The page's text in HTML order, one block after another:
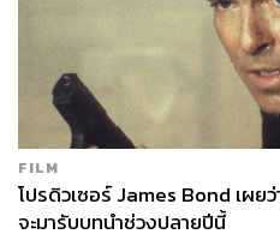
FILM
โปรดิวเซอร์ James Bond เผย
จะมารับบทนำช่วงปลายปีนี้